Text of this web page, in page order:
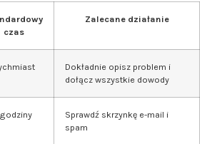
czas
Zalecane działanie
Dokładnie opisz problem i
dołącz wszystkie dowody
Sprawdź skrzynkę e-mail i
spam